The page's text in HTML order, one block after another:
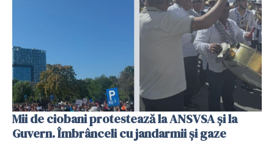
Mii de ciobani protestează la ANSVSA și la
Guvern. Îmbrânceli cu jandarmii și gaze